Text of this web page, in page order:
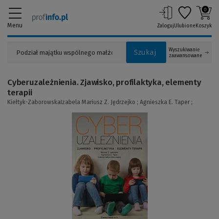
Menu
Szukaj
Wyszukiwanie
zaawansowane
ZalogujUlubione
0
Koszyk
Cyberuzależnienia. Zjawisko, profilaktyka, elementy
terapii
Kiełtyk-ZaborowskaIzabela Mariusz Z. Jędrzejko ; Agnieszka E. Taper ;